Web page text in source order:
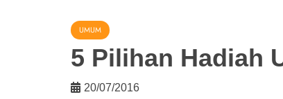
UMUM
5 Pilihan Hadiah
20/07/2016